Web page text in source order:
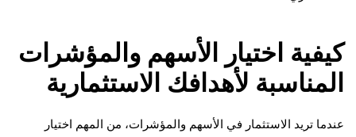
كيفية اختيار الأسهم والمؤشرات
المناسبة لأهدافك الاستثمارية
عندما تريد الاستثمار في الأسهم والمؤشرات، من المهم اختيار